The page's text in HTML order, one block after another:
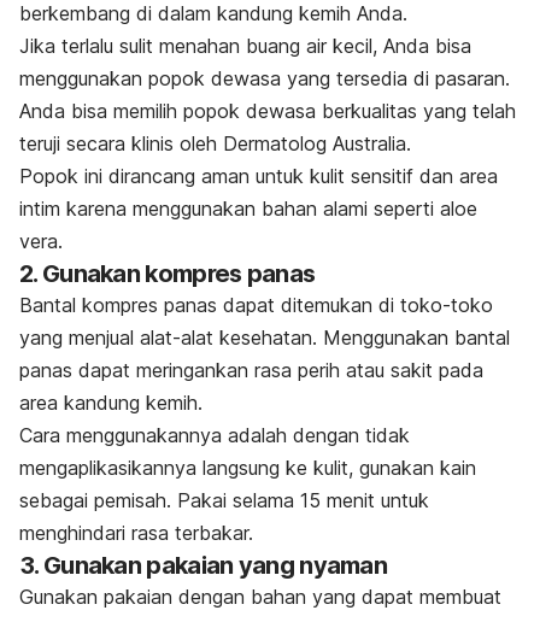
berkembang di dalam kandung kemih Anda.
Jika terlalu sulit menahan buang air kecil, Anda bisa
menggunakan popok dewasa yang tersedia di pasaran.
Anda bisa memilih popok dewasa berkualitas yang telah
teruji secara klinis oleh Dermatolog Australia.
Popok ini dirancang aman untuk kulit sensitif dan area
intim karena menggunakan bahan alami seperti aloe
vera.
2. Gunakan kompres panas
Bantal kompres panas dapat ditemukan di toko-toko
yang menjual alat-alat kesehatan. Menggunakan bantal
panas dapat meringankan rasa perih atau sakit pada
area kandung kemih.
Cara menggunakannya adalah dengan tidak
mengaplikasikannya langsung ke kulit, gunakan kain
sebagai pemisah. Pakai selama 15 menit untuk
menghindari rasa terbakar.
3. Gunakan pakaian yang nyaman
Gunakan pakaian dengan bahan yang dapat membuat